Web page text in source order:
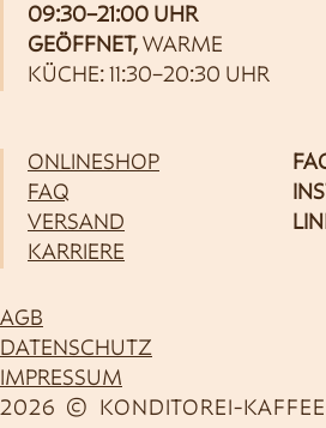
09:30–21:00 UHR
GEÖFFNET, WARME
KÜCHE: 11:30–20:30 UHR
ONLINESHOP
FAQ
VERSAND
KARRIERE
2026 © KONDITOREI-
AGB
DATENSCHUTZ
IMPRESSUM